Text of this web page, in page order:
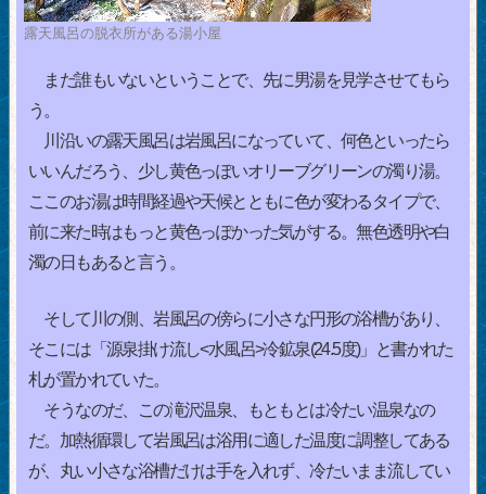
露天風呂の脱衣所がある湯小屋
まだ誰もいないということで、先に男湯を見学させてもら
う。
川沿いの露天風呂は岩風呂になっていて、何色といったら
いいんだろう、少し黄色っぽいオリーブグリーンの濁り湯。
ここのお湯は時間経過や天候とともに色が変わるタイプで、
前に来た時はもっと黄色っぽかった気がする。無色透明や白
濁の日もあると言う。
そして川の側、岩風呂の傍らに小さな円形の浴槽があり、
そこには「源泉掛け流し<水風呂>冷鉱泉(24.5度)」と書かれた
札が置かれていた。
そうなのだ、この滝沢温泉、もともとは冷たい温泉なの
だ。加熱循環して岩風呂は浴用に適した温度に調整してある
が、丸い小さな浴槽だけは手を入れず、冷たいまま流してい